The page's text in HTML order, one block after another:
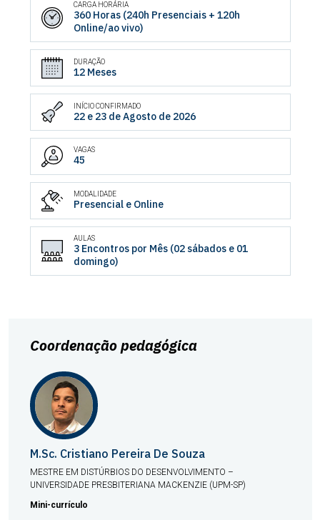
CARGA HORÁRIA
360 Horas (240h Presenciais + 120h
Online/ao vivo)
DURAÇÃO
12 Meses
INÍCIO CONFIRMADO
22 e 23 de Agosto de 2026
VAGAS
45
MODALIDADE
Presencial e Online
AULAS
3 Encontros por Mês (02 sábados e 01
domingo)
Coordenação pedagógica
M.Sc. Cristiano Pereira De Souza
MESTRE EM DISTÚRBIOS DO DESENVOLVIMENTO –
UNIVERSIDADE PRESBITERIANA MACKENZIE (UPM-SP)
Mini-currículo